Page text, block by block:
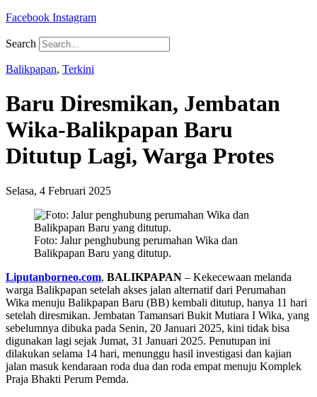
Facebook Instagram
Search
Balikpapan, Terkini
Baru Diresmikan, Jembatan
Wika-Balikpapan Baru
Ditutup Lagi, Warga Protes
Selasa, 4 Februari 2025
Foto: Jalur penghubung perumahan Wika dan
Balikpapan Baru yang ditutup.
Liputanborneo.com, BALIKPAPAN – Kekecewaan melanda
warga Balikpapan setelah akses jalan alternatif dari Perumahan
Wika menuju Balikpapan Baru (BB) kembali ditutup, hanya 11 hari
setelah diresmikan. Jembatan Tamansari Bukit Mutiara I Wika, yang
sebelumnya dibuka pada Senin, 20 Januari 2025, kini tidak bisa
digunakan lagi sejak Jumat, 31 Januari 2025. Penutupan ini
dilakukan selama 14 hari, menunggu hasil investigasi dan kajian
jalan masuk kendaraan roda dua dan roda empat menuju Komplek
Praja Bhakti Perum Pemda.